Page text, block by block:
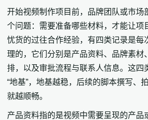
开始视频制作项目前，品牌团队或市场
个问题：需要准备哪些材料，才能让项
忧货的过往合作经验，有四类记录是每
理的，它们分别是产品资料、品牌素材
排，以及审批流程与联系人信息。这四
“地基”，地基越稳，后续的脚本撰写、
就越顺畅。
产品资料指的是视频中需要呈现的产品